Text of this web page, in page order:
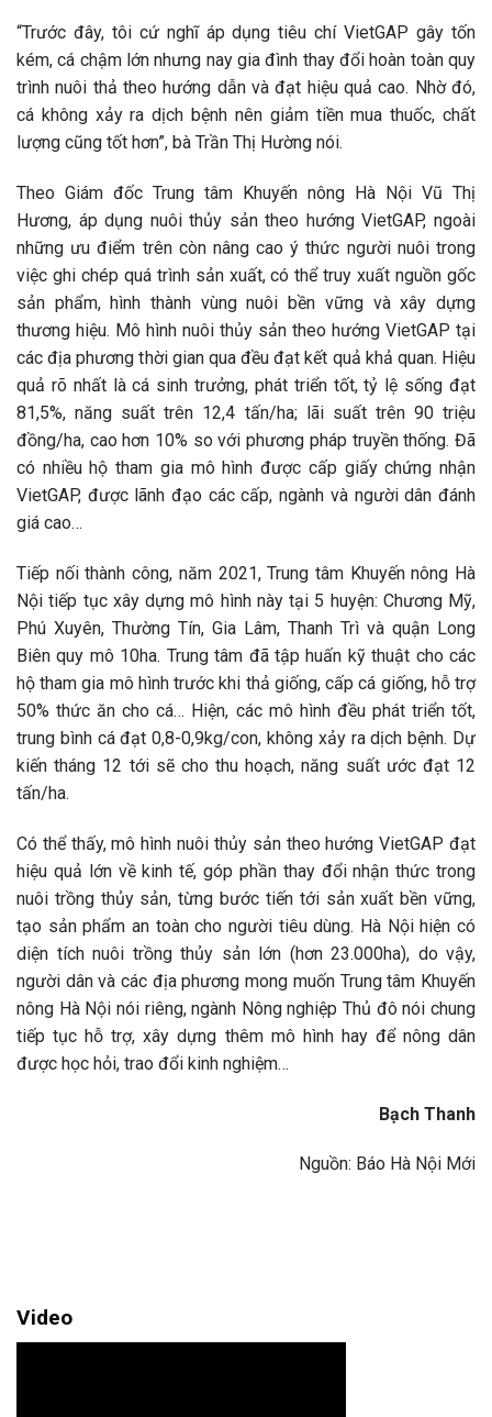
“Trước đây, tôi cứ nghĩ áp dụng tiêu chí VietGAP gây tốn
kém, cá chậm lớn nhưng nay gia đình thay đổi hoàn toàn quy
trình nuôi thả theo hướng dẫn và đạt hiệu quả cao. Nhờ đó,
cá không xảy ra dịch bệnh nên giảm tiền mua thuốc, chất
lượng cũng tốt hơn”, bà Trần Thị Hường nói.
Theo Giám đốc Trung tâm Khuyến nông Hà Nội Vũ Thị
Hương, áp dụng nuôi thủy sản theo hướng VietGAP, ngoài
những ưu điểm trên còn nâng cao ý thức người nuôi trong
việc ghi chép quá trình sản xuất, có thể truy xuất nguồn gốc
sản phẩm, hình thành vùng nuôi bền vững và xây dựng
thương hiệu. Mô hình nuôi thủy sản theo hướng VietGAP tại
các địa phương thời gian qua đều đạt kết quả khả quan. Hiệu
quả rõ nhất là cá sinh trưởng, phát triển tốt, tỷ lệ sống đạt
81,5%, năng suất trên 12,4 tấn/ha; lãi suất trên 90 triệu
đồng/ha, cao hơn 10% so với phương pháp truyền thống. Đã
có nhiều hộ tham gia mô hình được cấp giấy chứng nhận
VietGAP, được lãnh đạo các cấp, ngành và người dân đánh
giá cao…
Tiếp nối thành công, năm 2021, Trung tâm Khuyến nông Hà
Nội tiếp tục xây dựng mô hình này tại 5 huyện: Chương Mỹ,
Phú Xuyên, Thường Tín, Gia Lâm, Thanh Trì và quận Long
Biên quy mô 10ha. Trung tâm đã tập huấn kỹ thuật cho các
hộ tham gia mô hình trước khi thả giống, cấp cá giống, hỗ trợ
50% thức ăn cho cá… Hiện, các mô hình đều phát triển tốt,
trung bình cá đạt 0,8-0,9kg/con, không xảy ra dịch bệnh. Dự
kiến tháng 12 tới sẽ cho thu hoạch, năng suất ước đạt 12
tấn/ha.
Có thể thấy, mô hình nuôi thủy sản theo hướng VietGAP đạt
hiệu quả lớn về kinh tế, góp phần thay đổi nhận thức trong
nuôi trồng thủy sản, từng bước tiến tới sản xuất bền vững,
tạo sản phẩm an toàn cho người tiêu dùng. Hà Nội hiện có
diện tích nuôi trồng thủy sản lớn (hơn 23.000ha), do vậy,
người dân và các địa phương mong muốn Trung tâm Khuyến
nông Hà Nội nói riêng, ngành Nông nghiệp Thủ đô nói chung
tiếp tục hỗ trợ, xây dựng thêm mô hình hay để nông dân
được học hỏi, trao đổi kinh nghiệm…
Bạch Thanh
Nguồn: Báo Hà Nội Mới
Video